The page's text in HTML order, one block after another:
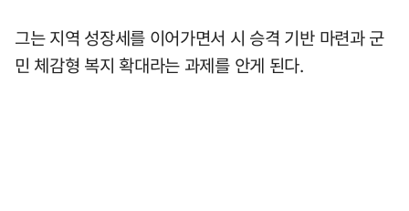
그는 지역 성장세를 이어가면서 시 승격 기반 마련과 군
민 체감형 복지 확대라는 과제를 안게 된다.